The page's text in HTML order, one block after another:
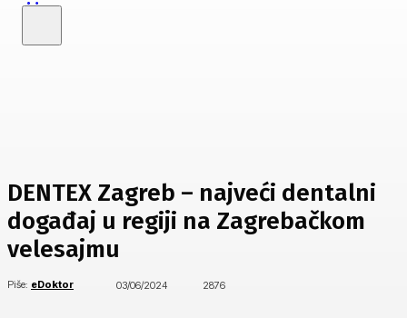
DENTEX Zagreb – najveći dentalni
događaj u regiji na Zagrebačkom
velesajmu
Piše: eDoktor 03/06/2024 2876